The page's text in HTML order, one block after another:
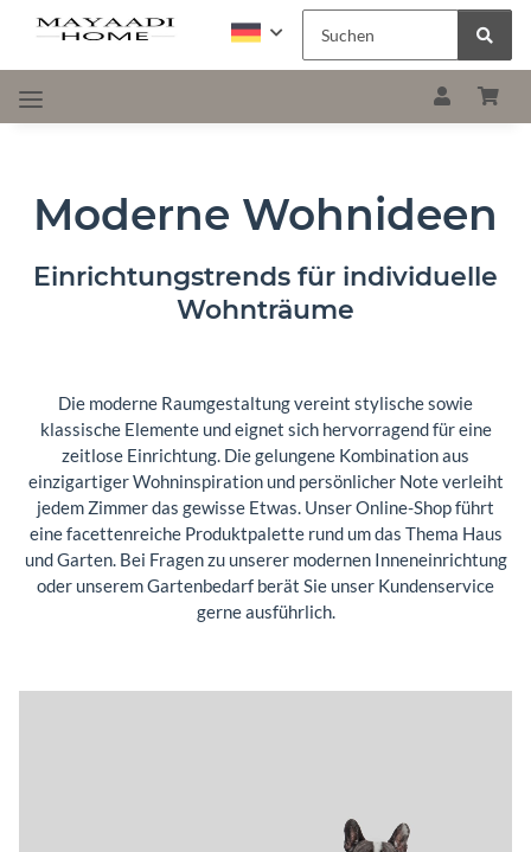
Moderne Wohnideen
Einrichtungstrends für individuelle
Wohnträume
Die moderne Raumgestaltung vereint stylische sowie
klassische Elemente und eignet sich hervorragend für eine
zeitlose Einrichtung. Die gelungene Kombination aus
einzigartiger Wohninspiration und persönlicher Note verleiht
jedem Zimmer das gewisse Etwas. Unser Online-Shop führt
eine facettenreiche Produktpalette rund um das Thema Haus
und Garten. Bei Fragen zu unserer modernen Inneneinrichtung
oder unserem Gartenbedarf berät Sie unser Kundenservice
gerne ausführlich.